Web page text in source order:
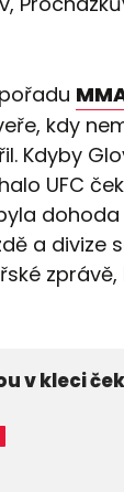
kdy
Kdyby
UFC
a divize
v kleci